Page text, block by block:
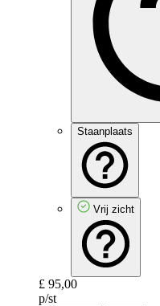
Staanplaats
Vrij zicht
£ 95,00
p/st